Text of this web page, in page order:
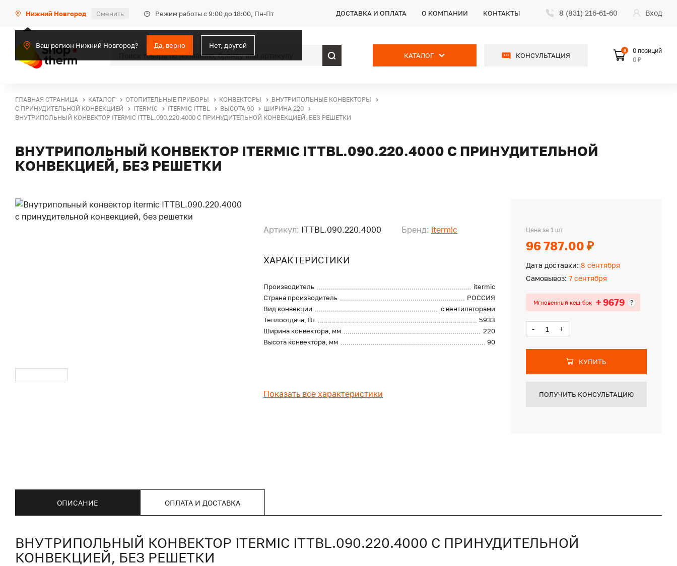
Нижний Новгород Сменить Режим работы с 9:00 до 18:00, Пн-Пт
Ваш регион Нижний Новгород? Да, верно Нет, другой
ДОСТАВКА И ОПЛАТА О КОМПАНИИ КОНТАКТЫ 8 (831) 216-61-60 Вход
КАТАЛОГ КОНСУЛЬТАЦИЯ
0
0 позиций
0 ₽
ГЛАВНАЯ СТРАНИЦА КАТАЛОГ ОТОПИТЕЛЬНЫЕ ПРИБОРЫ КОНВЕКТОРЫ
ВНУТРИПОЛЬНЫЕ КОНВЕКТОРЫ
С ПРИНУДИТЕЛЬНОЙ КОНВЕКЦИЕЙ
ITERMIC ITERMIC ITTBL ВЫСОТА 90
ШИРИНА 220
ВНУТРИПОЛЬНЫЙ КОНВЕКТОР ITERMIC ITTBL.090.220.4000 С ПРИНУДИТЕЛЬНОЙ КОНВЕКЦИЕЙ, БЕЗ РЕШЕТКИ
ВНУТРИПОЛЬНЫЙ КОНВЕКТОР ITERMIC ITTBL.090.220.4000 С ПРИНУДИТЕЛЬНОЙ
КОНВЕКЦИЕЙ, БЕЗ РЕШЕТКИ
Артикул: ITTBL.090.220.4000 Бренд: itermic
ХАРАКТЕРИСТИКИ
Производитель
itermic
Страна производитель
РОССИЯ
Вид конвекции
с вентиляторами
Теплоотдача, Вт
5933
Ширина конвектора, мм
220
Высота конвектора, мм
90
Показать все характеристики
Цена за 1 шт
96 787.00 ₽
Дата доставки: 8 сентября
Самовывоз: 7 сентября
Мгновенный кеш-бэк + 9679 ?
- +
КУПИТЬ
ПОЛУЧИТЬ КОНСУЛЬТАЦИЮ
ОПИСАНИЕ ОПЛАТА И ДОСТАВКА
ВНУТРИПОЛЬНЫЙ КОНВЕКТОР ITERMIC ITTBL.090.220.4000 С ПРИНУДИТЕЛЬНОЙ
КОНВЕКЦИЕЙ, БЕЗ РЕШЕТКИ